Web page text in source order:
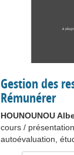
Gestion des
Rémunérer
HOUNOUNOU
cours /
autoévaluation,